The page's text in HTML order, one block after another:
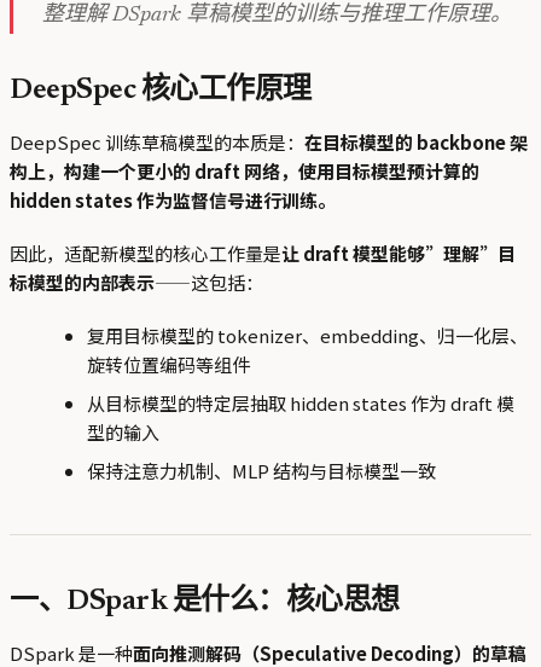
整理解 DSpark 草稿模型的训练与推理工作原理。
DeepSpec 核心工作原理
DeepSpec 训练草稿模型的本质是： 在目标模型的 backbone 架
构上，构建一个更小的 draft 网络，使用目标模型预计算的
hidden states 作为监督信号进行训练。
因此，适配新模型的核心工作量是让 draft 模型能够”理解”目
标模型的内部表示——这包括：
复用目标模型的 tokenizer、embedding、归一化层、
旋转位置编码等组件
从目标模型的特定层抽取 hidden states 作为 draft 模
型的输入
保持注意力机制、MLP 结构与目标模型一致
一、DSpark 是什么：核心思想
DSpark 是一种面向推测解码（Speculative Decoding）的草稿